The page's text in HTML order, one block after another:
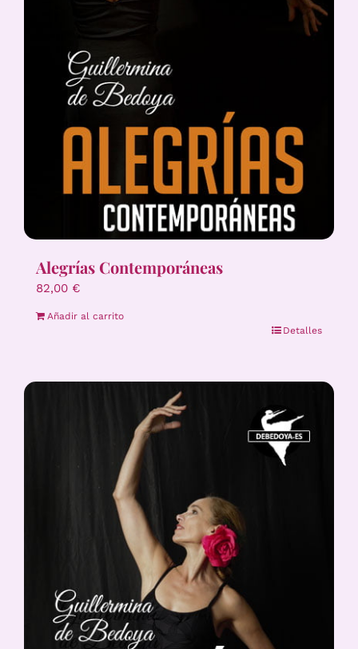
Alegrías Contemporáneas
82,00 €
Añadir al carrito
Detalles